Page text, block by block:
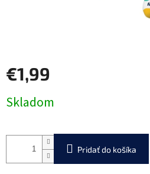
€1,99
cena:
Skladom
Pridať do košíka